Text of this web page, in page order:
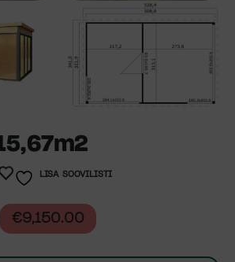
€9,150.00
LISA SOOVILISTI